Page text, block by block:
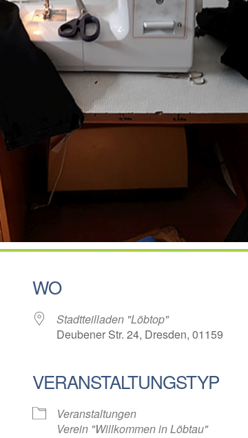
Google Kalender
WO
Stadtteilladen "Löbtop"
Deubener Str. 24, Dresden, 01159
VERANSTALTUNGSTYP
Veranstaltungen
Verein "Willkommen in Löbtau"